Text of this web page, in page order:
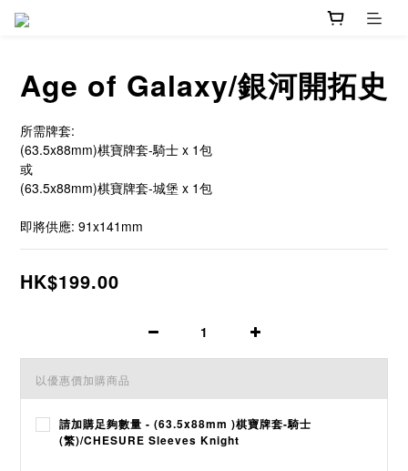
Age of Galaxy/銀河開拓史
所需牌套:
(63.5x88mm)棋寶牌套-騎士 x 1包
或
(63.5x88mm)棋寶牌套-城堡 x 1包
即將供應: 91x141mm
HK$199.00
以優惠價加購商品
請加購足夠數量 - (63.5x88mm )棋寶牌套-騎士
(繁)/CHESURE Sleeves Knight